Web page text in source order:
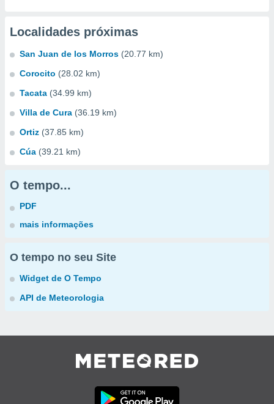
Localidades próximas
San Juan de los Morros (20.77 km)
Corocito (28.02 km)
Tacata (34.99 km)
Villa de Cura (36.19 km)
Ortiz (37.85 km)
Cúa (39.21 km)
O tempo...
PDF
mais informações
O tempo no seu Site
Widget de O Tempo
API de Meteorologia